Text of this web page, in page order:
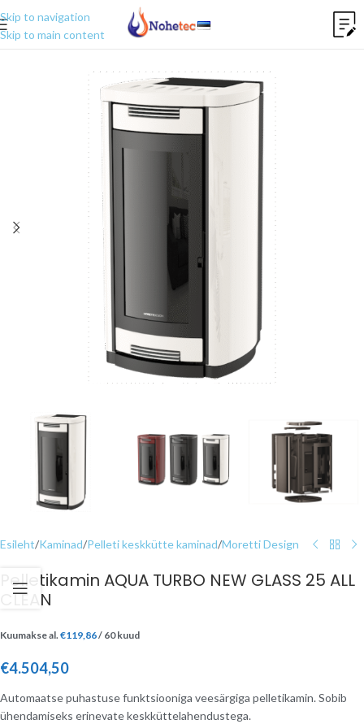
Skip to navigation
Skip to main content
Esileht/Kaminad/Pelleti keskkütte kaminad/Moretti Design
Pelletikamin AQUA TURBO NEW GLASS 25 ALL
CLEAN
Kuumakse al. €119,86/ 60 kuud
€4.504,50
Automaatse puhastuse funktsiooniga veesärgiga pelletikamin. Sobib
ühendamiseks erinevate keskküttelahendustega.